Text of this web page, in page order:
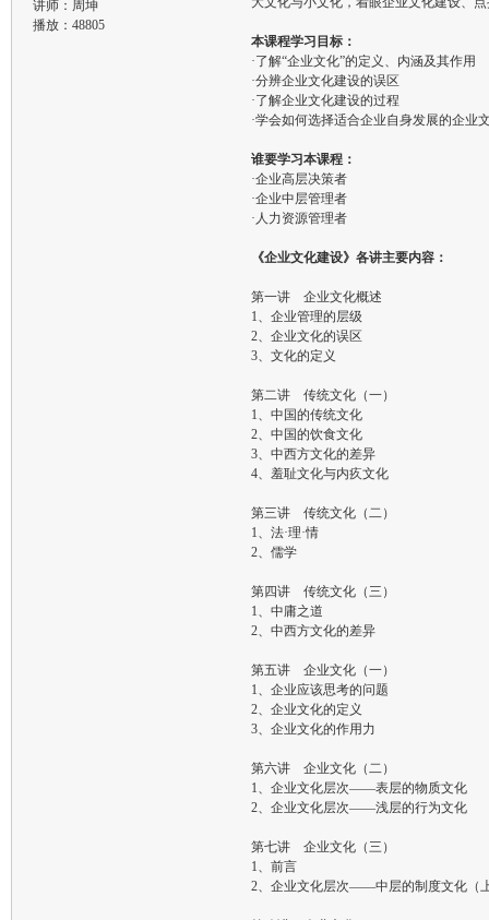
讲师： 周坤
播放：48805
本课程学习目标：
·了解“企业文化”的定义、内涵及其作用
·分辨企业文化建设的误区
·了解企业文化建设的过程
·学会如何选择适合企业自身发展的企业
谁要学习本课程：
·企业高层决策者
·企业中层管理者
·人力资源管理者
《企业文化建设》各讲主要内容：
第一讲 企业文化概述
1、企业管理的层级
2、企业文化的误区
3、文化的定义
第二讲 传统文化（一）
1、中国的传统文化
2、中国的饮食文化
3、中西方文化的差异
4、羞耻文化与内疚文化
第三讲 传统文化（二）
1、法·理·情
2、儒学
第四讲 传统文化（三）
1、中庸之道
2、中西方文化的差异
第五讲 企业文化（一）
1、企业应该思考的问题
2、企业文化的定义
3、企业文化的作用力
第六讲 企业文化（二）
1、企业文化层次——表层的物质文化
2、企业文化层次——浅层的行为文化
第七讲 企业文化（三）
1、前言
2、企业文化层次——中层的制度文化（